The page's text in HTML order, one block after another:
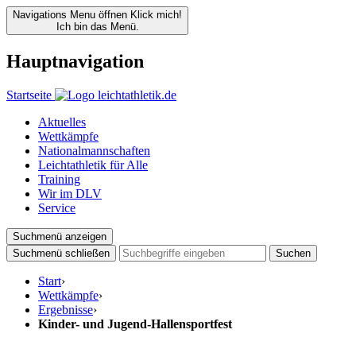
Navigations Menu öffnen Klick mich!
Ich bin das Menü.
Hauptnavigation
Startseite
Aktuelles
Wettkämpfe
Nationalmannschaften
Leichtathletik für Alle
Training
Wir im DLV
Service
Suchmenü anzeigen
Suchmenü schließen
Suchen
Start›
Wettkämpfe›
Ergebnisse›
Kinder- und Jugend-Hallensportfest